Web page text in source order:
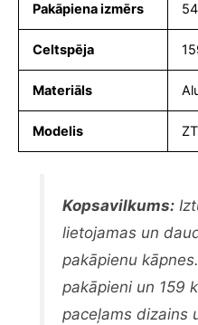
Pakāpiena izmērs
Celtspēja
Materiāls
Modelis
Kopsavilkums:
lietojamas un
pakāpienu
pakāpieni un 159
paceļams dizains